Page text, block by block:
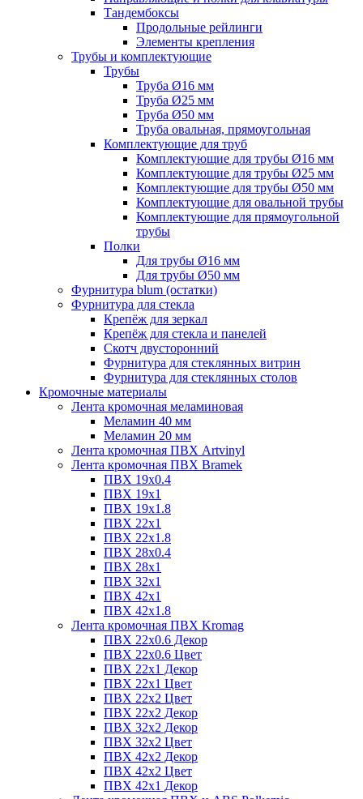
Тандембоксы
Продольные рейлинги
Элементы крепления
Трубы и комплектующие
Трубы
Труба Ø16 мм
Труба Ø25 мм
Труба Ø50 мм
Труба овальная, прямоугольная
Комплектующие для труб
Комплектующие для трубы Ø16 мм
Комплектующие для трубы Ø25 мм
Комплектующие для трубы Ø50 мм
Комплектующие для овальной трубы
Комплектующие для прямоугольной
трубы
Полки
Для трубы Ø16 мм
Для трубы Ø50 мм
Фурнитура blum (остатки)
Фурнитура для стекла
Крепёж для зеркал
Крепёж для стекла и панелей
Скотч двусторонний
Фурнитура для стеклянных витрин
Фурнитура для стеклянных столов
Кромочные материалы
Лента кромочная меламиновая
Меламин 40 мм
Меламин 20 мм
Лента кромочная ПВХ Artvinyl
Лента кромочная ПВХ Bramek
ПВХ 19x0.4
ПВХ 19х1
ПВХ 19х1.8
ПВХ 22х1
ПВХ 22х1.8
ПВХ 28х0.4
ПВХ 28х1
ПВХ 32x1
ПВХ 42х1
ПВХ 42х1.8
Лента кромочная ПВХ Kromag
ПВХ 22x0.6 Декор
ПВХ 22x0.6 Цвет
ПВХ 22x1 Декор
ПВХ 22x1 Цвет
ПВХ 22x2 Цвет
ПВХ 22x2 Декор
ПВХ 32x2 Декор
ПВХ 32x2 Цвет
ПВХ 42x2 Декор
ПВХ 42x2 Цвет
ПВХ 42x1 Декор